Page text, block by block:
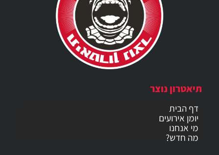
תיאטרון נוצר
דף הבית
יומן אירועים
מי אנחנו
מה חדש?